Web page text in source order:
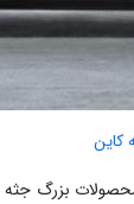
کاین
بزرگ